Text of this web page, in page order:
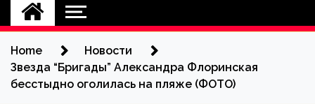
Home
Новости
Звезда “Бригады” Александра Флоринская
бесстыдно оголилась на пляже (ФОТО)